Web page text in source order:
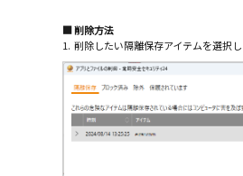
■削除方法
1. 削除したい隔離保存アイテムを選択